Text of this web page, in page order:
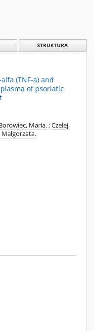
STRUKTURA
(TNF-a) and
of psoriatic
Maria.;Czelej,